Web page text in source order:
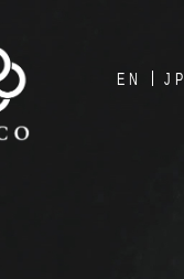
EN JP